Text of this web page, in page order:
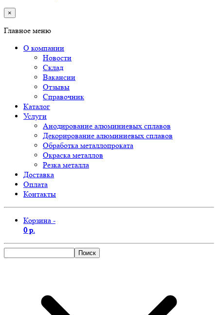
×
Главное меню
О компании
Новости
Склад
Вакансии
Отзывы
Справочник
Каталог
Услуги
Анодирование алюминиевых сплавов
Декорирование алюминиевых сплавов
Обработка металлопроката
Окраска металлов
Резка металла
Доставка
Оплата
Контакты
Корзина -
0 р.